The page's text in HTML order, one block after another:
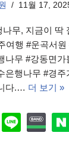
11월 17,
무, 지금이 딱
여행 #운곡서
나무 #강동면
은행나무 #경
다.… 더 보기 »